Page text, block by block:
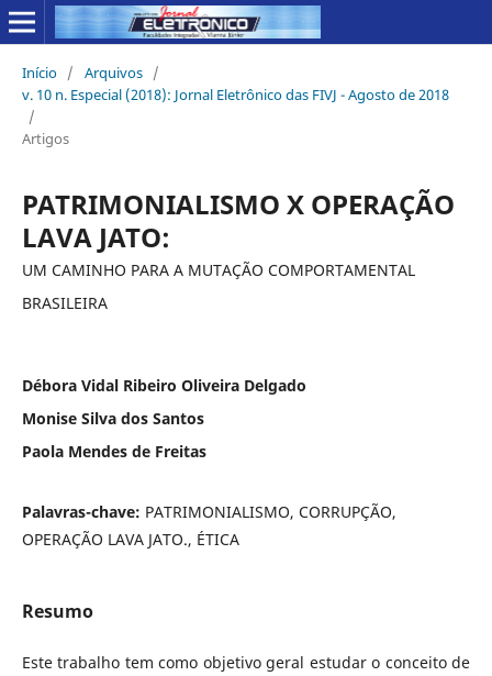
Início / Arquivos /
v. 10 n. Especial (2018): Jornal Eletrônico das FIVJ - Agosto de 2018
/
Artigos
PATRIMONIALISMO X OPERAÇÃO
LAVA JATO:
UM CAMINHO PARA A MUTAÇÃO COMPORTAMENTAL
BRASILEIRA
Débora Vidal Ribeiro Oliveira Delgado
Monise Silva dos Santos
Paola Mendes de Freitas
Palavras-chave: PATRIMONIALISMO, CORRUPÇÃO,
OPERAÇÃO LAVA JATO., ÉTICA
Resumo
Este trabalho tem como objetivo geral estudar o conceito de